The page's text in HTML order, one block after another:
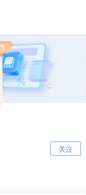
关注